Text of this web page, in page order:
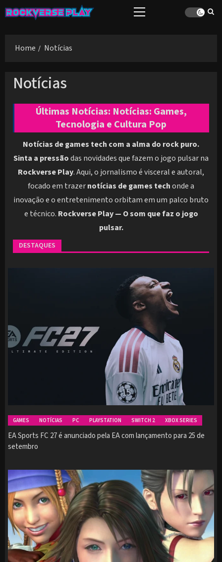
Skip
to
Primary
Home
Notícias
Notícias
Últimas Notícias: Notícias: Games,
Tecnologia e Cultura Pop
Notícias de games tech com a alma do rock puro.
Sinta a pressãodas novidades que fazem o jogo pulsar na
Rockverse Play. Aqui, o jornalismo é visceral e autoral,
focado em trazernotícias de games techonde a
inovação e o entretenimento orbitam em um palco bruto
e técnico. Rockverse Play — O som que faz o jogo
pulsar.
DESTAQUES
GAMES NOTÍCIAS PC PLAYSTATION SWITCH 2 XBOX SERIES
EA Sports FC 27 é anunciado pela EA com lançamento para 25 de
setembro